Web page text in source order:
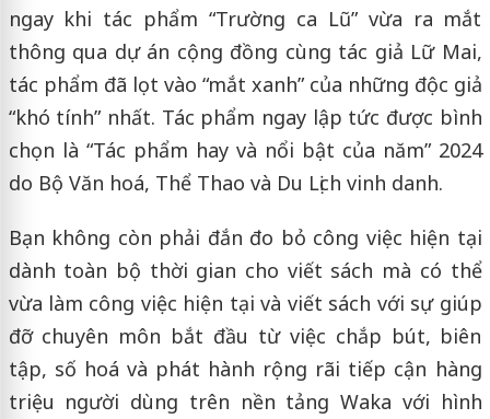
ngay khi tác phẩm “Trường ca Lũ” vừa ra mắt
thông qua dự án cộng đồng cùng tác giả Lữ Mai,
tác phẩm đã lọt vào “mắt xanh” của những độc giả
“khó tính” nhất. Tác phẩm ngay lập tức được bình
chọn là “Tác phẩm hay và nổi bật của năm” 2024
do Bộ Văn hoá, Thể Thao và Du Lịch vinh danh.
Bạn không còn phải đắn đo bỏ công việc hiện tại
dành toàn bộ thời gian cho viết sách mà có thể
vừa làm công việc hiện tại và viết sách với sự giúp
đỡ chuyên môn bắt đầu từ việc chắp bút, biên
tập, số hoá và phát hành rộng rãi tiếp cận hàng
triệu người dùng trên nền tảng Waka với hình